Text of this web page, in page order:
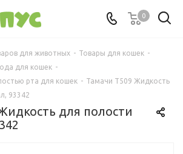
0
для животных - Товары для кошек -
для кошек -
рта для кошек - Тамачи T509 Жидкость
93342
для полости